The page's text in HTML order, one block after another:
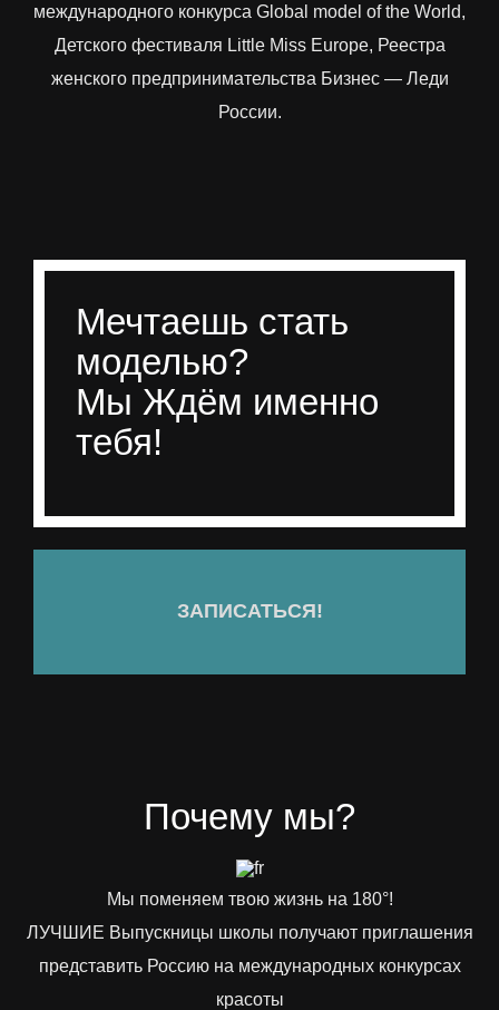
международного конкурса Global model of the World,
Детского фестиваля Little Miss Europe, Реестра
женского предпринимательства Бизнес — Леди
России.
Мечтаешь стать
моделью?
Мы Ждём именно
тебя!
ЗАПИСАТЬСЯ!
Почему мы?
Мы поменяем твою жизнь на 180°!
ЛУЧШИЕ Выпускницы школы получают приглашения
представить Россию на международных конкурсах
красоты